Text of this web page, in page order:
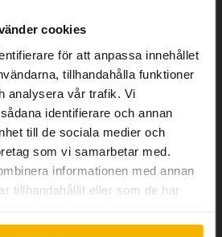
cookies
för att anpassa innehållet
tillhandahålla funktioner
analysera vår trafik. Vi
identifierare och annan
till de sociala medier och
som vi samarbetar med.
informationen med annan
tillhandahållit eller som de har
Bensin
that your browser
service our friends
an English language
that contains all the
and services.
in Swedish